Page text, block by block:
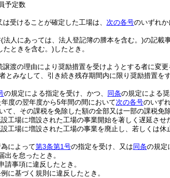
予定数
受けることが確定した工場は、 次の各号のいずれ
(法人にあっては、法人登記簿の謄本を含む。)の記載
たときを含む。) したとき。
譲渡の理由により奨励措置を受けようとする者に変
とみなして、引き続き残存期間内に限り奨励措置を
の規定による指定を受け、かつ、 同条の規定による
度の翌年度から5年間の間において次の各号のいず
て、その課税を免除した額の全部又は一部の課税免
工場に増設された工場の事業開始を著しく遅延させ
工場に増設された工場の事業を廃止し、若しくは
によって第3条第1号の指定を受け、又は同条の規定
出を怠ったとき。
請事項に違反したとき。
に基づく規則に違反したとき。